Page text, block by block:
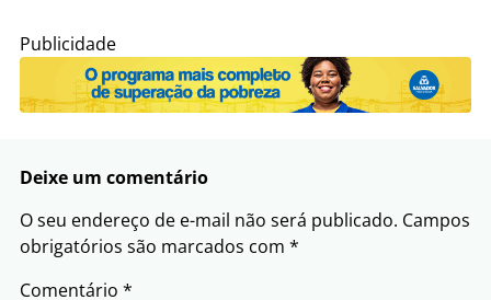
Publicidade
Deixe um comentário
O seu endereço de e-mail não será publicado. Campos
obrigatórios são marcados com *
Comentário *